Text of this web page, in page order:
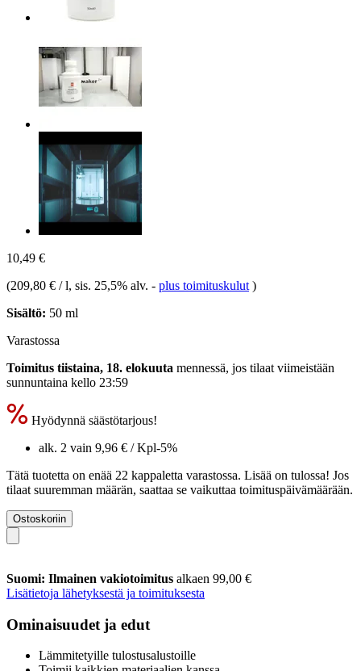
10,49 €
(209,80 € / l, sis. 25,5% alv. - plus toimituskulut )
Sisältö: 50 ml
Varastossa
Toimitus tiistaina, 18. elokuuta mennessä, jos tilaat viimeistään
sunnuntaina kello 23:59
Hyödynnä säästötarjous!
alk. 2 vain 9,96 € / Kpl-5%
Tätä tuotetta on enää 22 kappaletta varastossa. Lisää on tulossa! Jos
tilaat suuremman määrän, saattaa se vaikuttaa toimituspäivämäärään.
Ostoskoriin
Suomi: Ilmainen vakiotoimitus alkaen 99,00 €
Lisätietoja lähetyksestä ja toimituksesta
Ominaisuudet ja edut
Lämmitetyille tulostusalustoille